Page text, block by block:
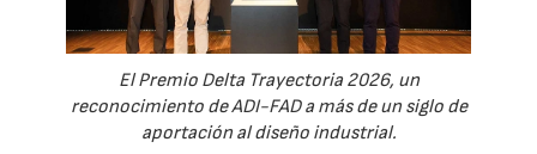
El Premio Delta Trayectoria 2026, un
reconocimiento de ADI-FAD a más de un siglo de
aportación al diseño industrial.